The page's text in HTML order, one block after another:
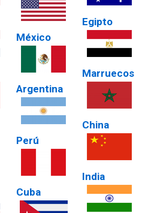
México
Argentina
Perú
Cuba
Egipto
Marruecos
China
India